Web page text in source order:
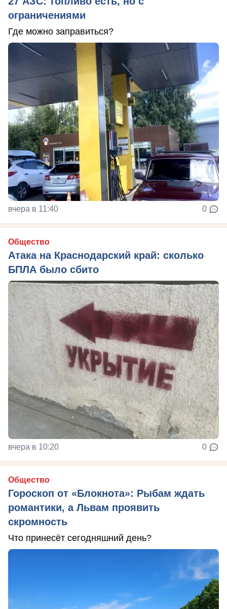
ограничениями
Где можно заправиться?
вчера в 11:40 0
Общество
Атака на Краснодарский край: сколько
БПЛА было сбито
вчера в 10:20 0
Общество
Гороскоп от «Блокнота»: Рыбам ждать
романтики, а Львам проявить
скромность
Что принесёт сегодняшний день?